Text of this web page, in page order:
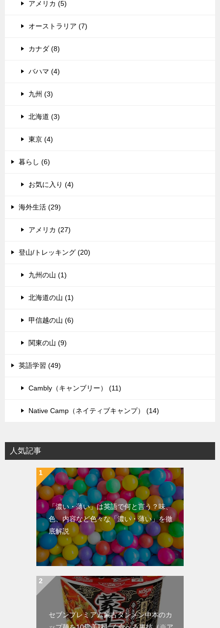
アメリカ (5)
オーストラリア (7)
カナダ (8)
バハマ (4)
九州 (3)
北海道 (3)
東京 (4)
暮らし (6)
お気に入り (4)
海外生活 (29)
アメリカ (27)
登山/トレッキング (20)
九州の山 (1)
北海道の山 (1)
甲信越の山 (6)
関東の山 (9)
英語学習 (49)
Cambly（キャンブリー） (11)
Native Camp（ネイティブキャンプ） (14)
人気記事
「濃い・薄い」は英語で何と言う？味、
色、内容など色々な「濃い・薄い」を徹
底解説
セブンプレミアム蒙古タンメン中本のカ